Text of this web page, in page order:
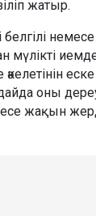
жатыр.
мүлікті
оны
жақын